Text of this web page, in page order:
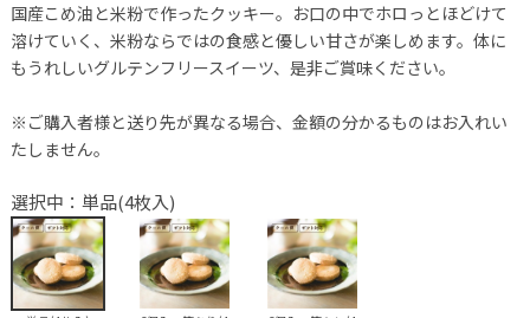
国産こめ油と米粉で作ったクッキー。お口の中でホロっとほどけて
溶けていく、米粉ならではの食感と優しい甘さが楽しめます。体に
もうれしいグルテンフリースイーツ、是非ご賞味ください。
※ご購入者様と送り先が異なる場合、金額の分かるものはお入れい
たしません。
選択中：単品(4枚入)